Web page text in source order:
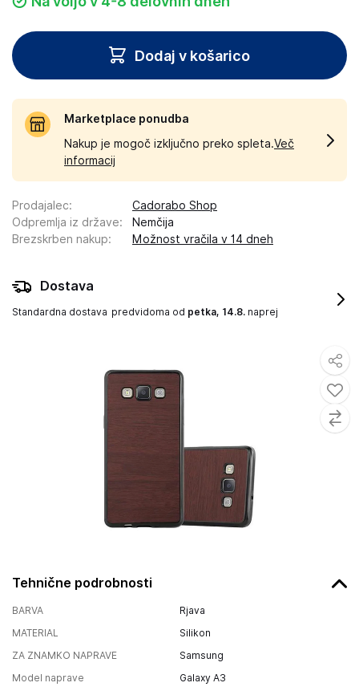
Tehnične podrobnosti
BARVA
Rjava
MATERIAL
Silikon
ZA ZNAMKO NAPRAVE
Samsung
Model naprave
Galaxy A3
Dodaj v košarico
Marketplace ponudba
Nakup je mogoč izključno preko spleta.Več
informacij
Prodajalec:
Cadorabo Shop
Odpremlja iz države:
Nemčija
Brezskrben nakup: Možnost vračila v 14 dneh
Dostava
Standardna dostava predvidoma od petka, 14.8. naprej